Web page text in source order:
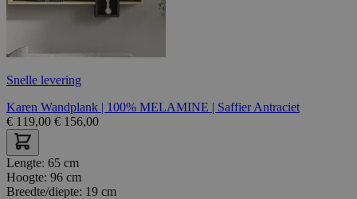
Snelle levering
Karen Wandplank | 100% MELAMINE | Saffier Antraciet
€ 119,00 € 156,00
Lengte: 65 cm
Hoogte: 96 cm
Breedte/diepte: 19 cm